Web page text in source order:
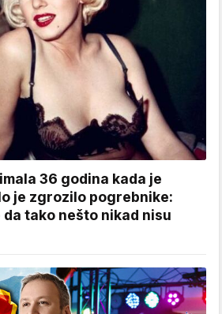
36 godina kada je
je zgrozilo pogrebnike:
tako nešto nikad nisu